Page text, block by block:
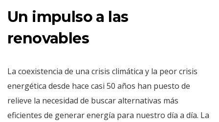
Un impulso a las
renovables
La coexistencia de una crisis climática y la peor crisis
energética desde hace casi 50 años han puesto de
relieve la necesidad de buscar alternativas más
eficientes de generar energía para nuestro día a día. La